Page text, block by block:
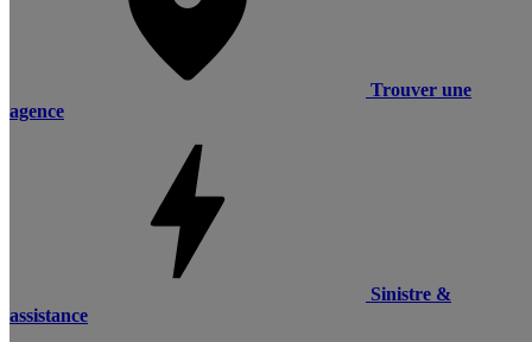
Trouver une
agence
Sinistre &
assistance